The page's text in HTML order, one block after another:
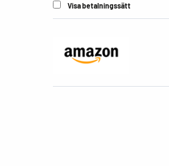
Visa betalningssätt